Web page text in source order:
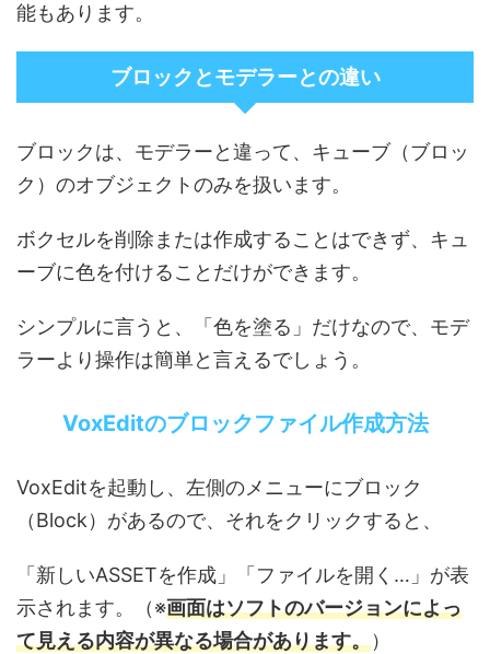
能もあります。
ブロックとモデラーとの違い
ブロックは、モデラーと違って、キューブ（ブロッ
ク）のオブジェクトのみを扱います。
ボクセルを削除または作成することはできず、キュ
ーブに色を付けることだけができます。
シンプルに言うと、「色を塗る」だけなので、モデ
ラーより操作は簡単と言えるでしょう。
VoxEditのブロックファイル作成方法
VoxEditを起動し、左側のメニューにブロック
（Block）があるので、それをクリックすると、
「新しいASSETを作成」「ファイルを開く…」が表
示されます。（※画面はソフトのバージョンによっ
て見える内容が異なる場合があります。）